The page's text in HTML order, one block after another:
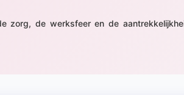
de werksfeer en de